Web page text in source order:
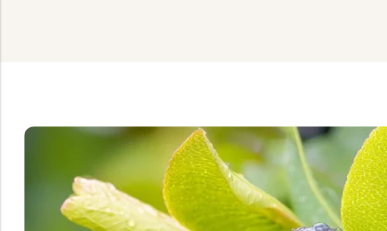
Stoffwechsel – Detox